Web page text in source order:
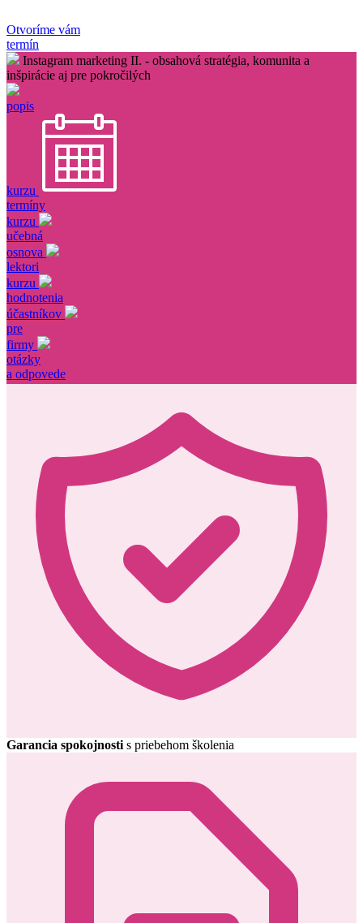
Otvoríme vám
termín
Instagram marketing II. - obsahová stratégia, komunita a
inšpirácie aj pre pokročilých
popis
kurzu
termíny
kurzu
učebná
osnova
lektori
kurzu
hodnotenia
účastníkov
pre
firmy
otázky
a odpovede
Garancia spokojnosti s priebehom školenia